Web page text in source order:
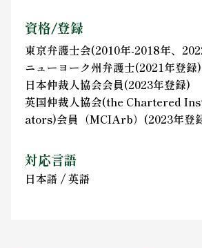
資格/登録
東京弁護士会(2010年-2018年、
ニューヨーク州弁護士(2021年登録)
日本仲裁人協会会員(2023年登録)
英国仲裁人協会(the Chartered
ators)会員（MCIArb）(2023年登
対応言語
日本語 / 英語